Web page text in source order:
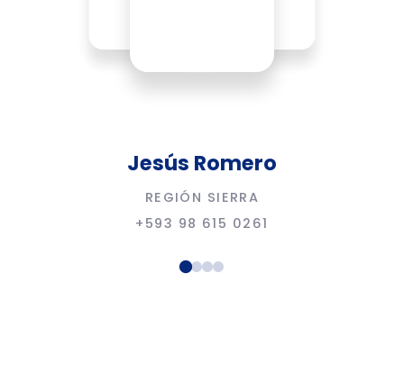
Jesús Romero
REGIÓN SIERRA
+593 98 615 0261